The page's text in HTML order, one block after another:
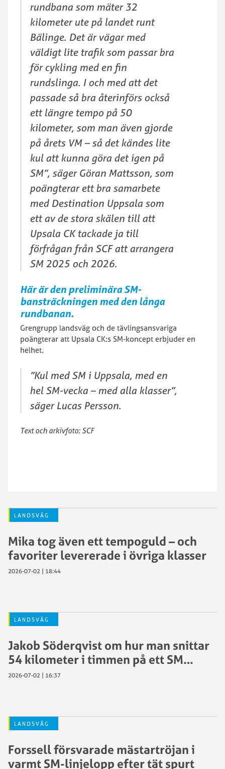
rundbana som mäter 32
kilometer ute på landet runt
Bälinge. Det är vägar med
väldigt lite trafik som passar bra
för cykling med en fin
rundslinga. I och med att det
passade så bra återinförs också
ett längre tempo på 50
kilometer, som man även gjorde
på årets VM – så det kändes lite
kul att kunna göra det igen på
SM”, säger Göran Mattsson, som
poängterar ett bra samarbete
med Destination Uppsala som
ett av de stora skälen till att
Upsala CK tackade ja till
förfrågan från SCF att arrangera
SM 2025 och 2026.
Här är den preliminära SM-
bansträckningen med den långa
rundbanan.
Grengrupp landsväg och de tävlingsansvariga
poängterar att Upsala CK:s SM-koncept erbjuder en
helhet.
”Kul med SM i Uppsala, med en
hel SM-vecka – med alla klasser”,
säger Lucas Persson.
Text och arkivfoto: SCF
LANDSVÄG
Mika tog även ett tempoguld – och
favoriter levererade i övriga klasser
2026-07-02 | 18:44
LANDSVÄG
Jakob Söderqvist om hur man snittar
54 kilometer i timmen på ett SM…
2026-07-02 | 16:37
LANDSVÄG
Forssell försvarade mästartröjan i
varmt SM-linjelopp efter tät spurt